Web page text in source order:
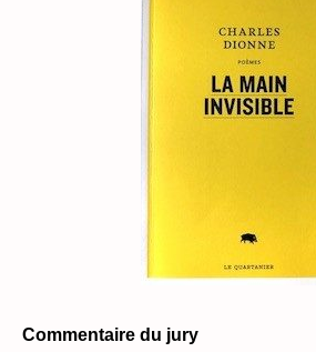
Commentaire du jury